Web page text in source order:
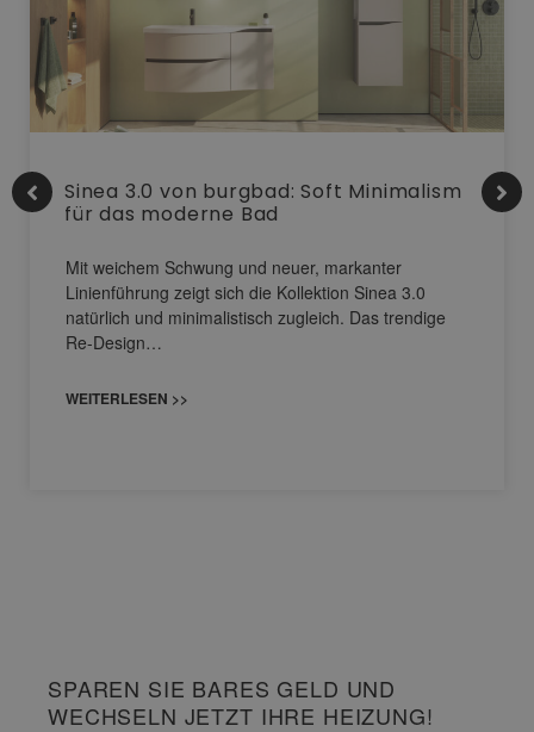
Sinea 3.0 von burgbad: Soft Minimalism
für das moderne Bad
Mit weichem Schwung und neuer, markanter
Linienführung zeigt sich die Kollektion Sinea 3.0
natürlich und minimalistisch zugleich. Das trendige
Re-Design…
WEITERLESEN >>
SPAREN SIE BARES GELD UND
WECHSELN JETZT IHRE HEIZUNG!